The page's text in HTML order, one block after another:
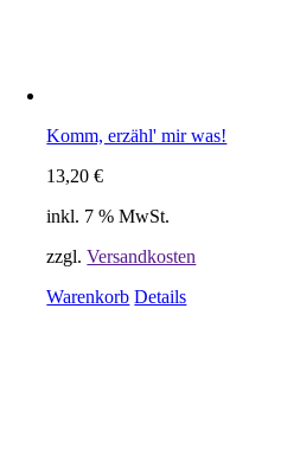
Komm, erzähl' mir was!
13,20€
inkl. 7 % MwSt.
zzgl.Versandkosten
Warenkorb Details